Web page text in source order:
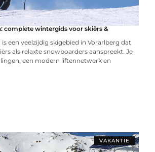
complete wintergids voor skiërs &
een veelzijdig skigebied in Vorarlberg dat
als relaxte snowboarders aanspreekt. Je
een modern liftennetwerk en
VAKANTIE